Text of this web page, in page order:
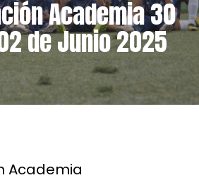
Academia 30
de Junio 2025
Academia